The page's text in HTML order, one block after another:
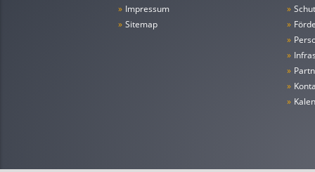
» Impressum
» Sitemap
»
»
»
»
»
»
»